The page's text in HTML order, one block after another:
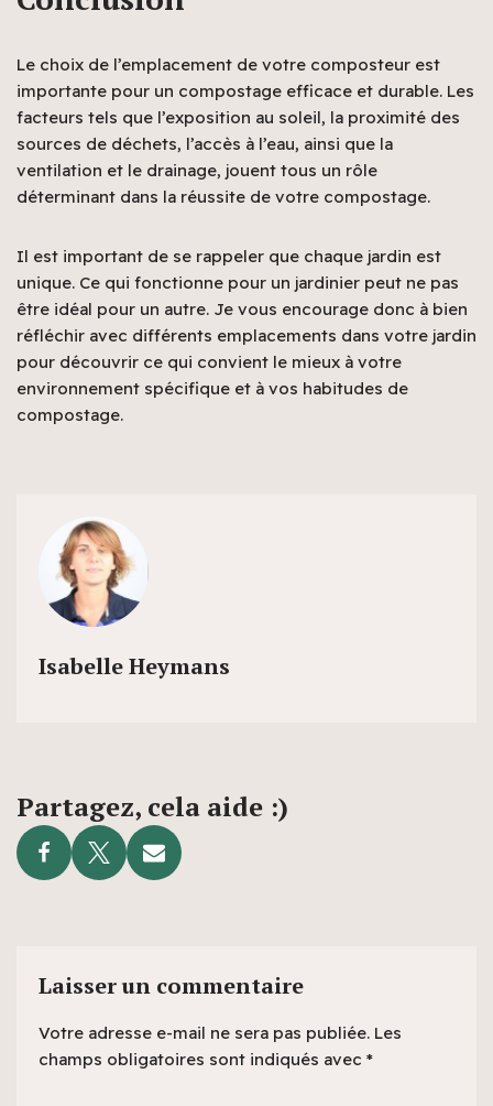
Le choix de l’emplacement de votre composteur est
importante pour un compostage efficace et durable. Les
facteurs tels que l’exposition au soleil, la proximité des
sources de déchets, l’accès à l’eau, ainsi que la
ventilation et le drainage, jouent tous un rôle
déterminant dans la réussite de votre compostage.
Il est important de se rappeler que chaque jardin est
unique. Ce qui fonctionne pour un jardinier peut ne pas
être idéal pour un autre. Je vous encourage donc à bien
réfléchir avec différents emplacements dans votre jardin
pour découvrir ce qui convient le mieux à votre
environnement spécifique et à vos habitudes de
compostage.
Isabelle Heymans
Partagez, cela aide :)
Laisser un commentaire
Votre adresse e-mail ne sera pas publiée. Les
champs obligatoires sont indiqués avec *